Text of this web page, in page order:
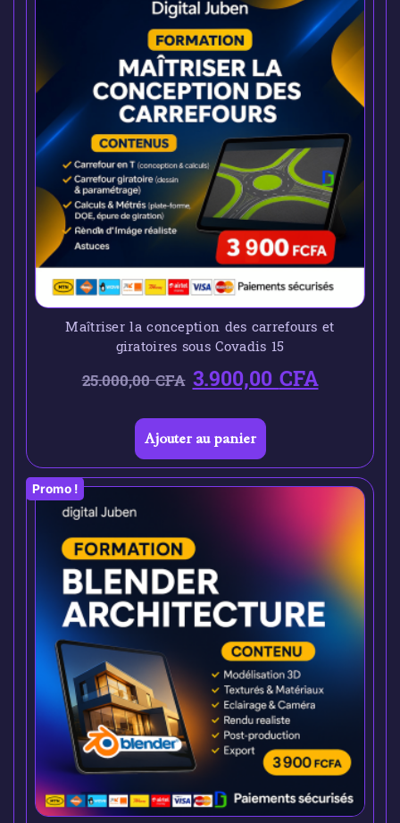
Maîtriser la conception des carrefours et
giratoires sous Covadis 15
25.000,00CFA 3.900,00CFA
Ajouter au panier
Promo !